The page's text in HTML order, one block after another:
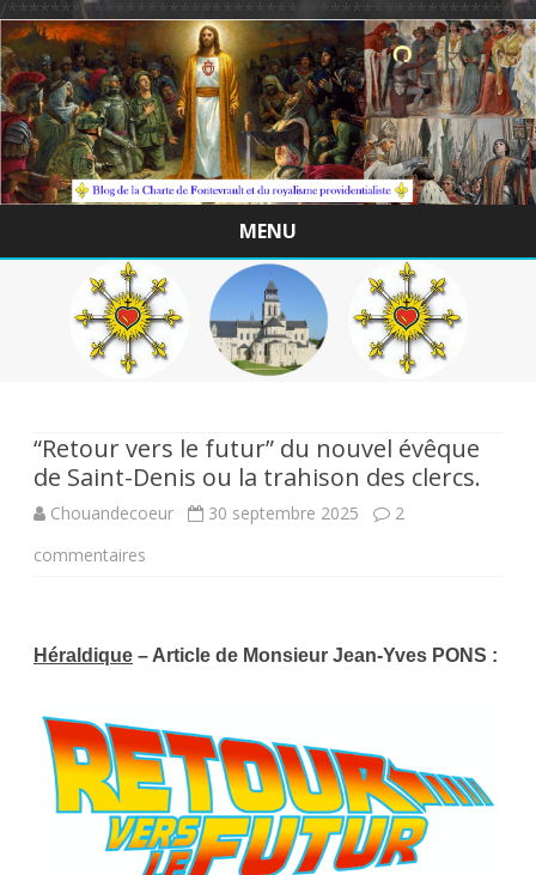
/
MENU
Skip
to
content
“Retour vers le futur” du nouvel évêque
de Saint-Denis ou la trahison des clercs.
Chouandecoeur 30 septembre 2025
2
commentaires
du nouvel
évêque
de
Héraldique – Article de Monsieur Jean-Yves PONS :